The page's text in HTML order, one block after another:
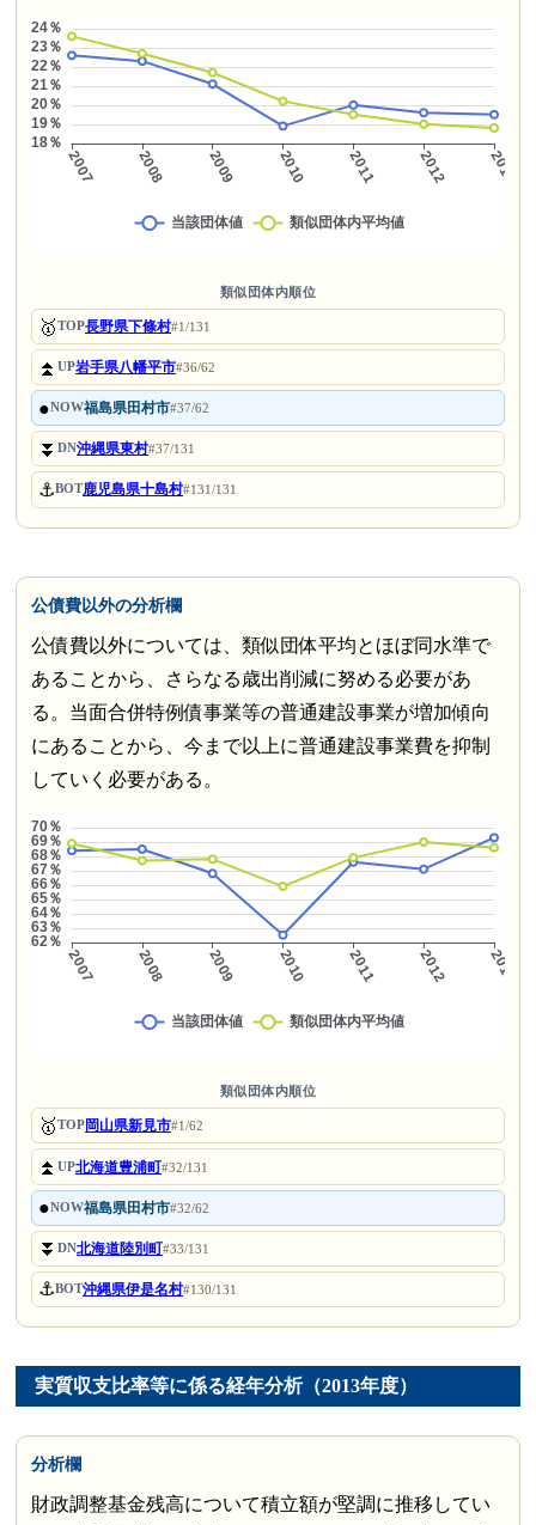
類似団体内順位
🥇TOP長野県下條村#1/131
⏫UP岩手県八幡平市#36/62
●NOW福島県田村市#37/62
⏬DN沖縄県東村#37/131
⚓BOT鹿児島県十島村#131/131
公債費以外の分析欄
公債費以外については、類似団体平均とほぼ同水準で
あることから、さらなる歳出削減に努める必要があ
る。当面合併特例債事業等の普通建設事業が増加傾向
にあることから、今まで以上に普通建設事業費を抑制
していく必要がある。
類似団体内順位
🥇TOP岡山県新見市#1/62
⏫UP北海道豊浦町#32/131
●NOW福島県田村市#32/62
⏬DN北海道陸別町#33/131
⚓BOT沖縄県伊是名村#130/131
実質収支比率等に係る経年分析（2013年度）
分析欄
財政調整基金残高について積立額が堅調に推移してい